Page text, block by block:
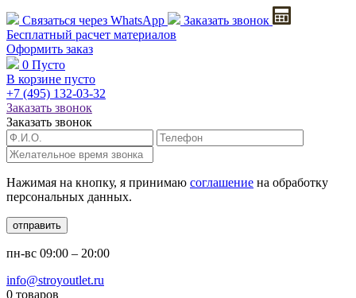
Связаться через WhatsApp
Заказать звонок
Бесплатный расчет материалов
Оформить заказ
0 Пусто
В корзине пусто
+7 (495) 132-03-32
Заказать звонок
Заказать звонок
Нажимая на кнопку, я принимаю соглашение на обработку
персональных данных.
отправить
пн-вс 09:00 – 20:00
info@stroyoutlet.ru
0 товаров